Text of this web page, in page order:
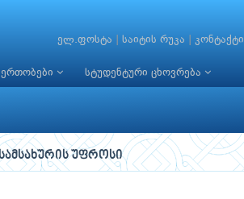
ელ.ფოსტა საიტის რუკა კონტაქტი
სტუდენტური ცხოვრება
უფროსი